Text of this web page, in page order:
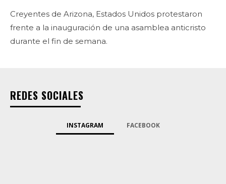
Creyentes de Arizona, Estados Unidos protestaron
frente a la inauguración de una asamblea anticristo
durante el fin de semana.
REDES SOCIALES
INSTAGRAM FACEBOOK